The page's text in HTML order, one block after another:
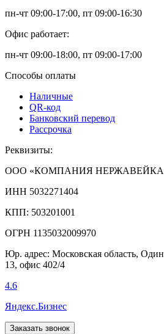
пн-чт 09:00-17:00, пт 09:00-16:30
Офис работает:
пн-чт 09:00-18:00, пт 09:00-17:00
Способы оплаты
Наличные
QR-код
Банковский перевод
Рассрочка
Реквизиты:
ООО «КОМПАНИЯ
ИНН 5032271404
КПП: 503201001
ОГРН 1135032009970
Юр. адрес: Московская область,
13, офис 402/4
4.6
Яндекс.Бизнес
Заказать звонок